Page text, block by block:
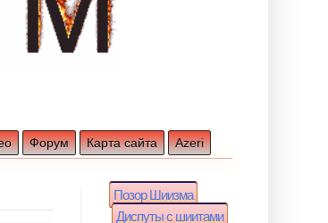
Форум Карта сайта Azeri
Позор Шиизма
Диспуты с шиитами